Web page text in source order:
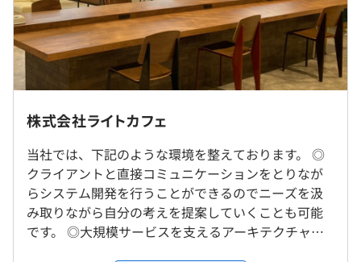
<多様なキャリアプラン>
個人の希望するキャリアを歩めるよう、会社として応援し
ています！
サーバーサイド開発はもちろん、フロントエンド領域やス
ため、
転職せずにキャリアチェンジができる環境です。
実際にキャリアチェンジをしている先輩社員も多数在籍！
■大手小売業界のネットショッピングサービス開発
<在宅状況>
現在週1回程度の出社となっています。
オフィス内装工事が先日完了し、在宅・出社に関わらず
快適な環境となるよう整えています◎
就業場所の変更範囲
＜雇入時＞
（※ 想定年収 は年収提示額を保証するものではありません）
※専門業務型裁量労働制（みなし労働時間8時間）
休憩時間：休憩60分 ※昼食時間は業務の都合により各々
の自主性に任せています
平均残業時間：20H程度／月
株式会社ライトカフェ
当社では、下記のような環境を整えております。 ◎
クライアントと直接コミュニケーションをとりなが
らシステム開発を行うことができるのでニーズを汲
み取りながら自分の考えを提案していくことも可能
です。 ◎大規模サービスを支えるアーキテクチャ、